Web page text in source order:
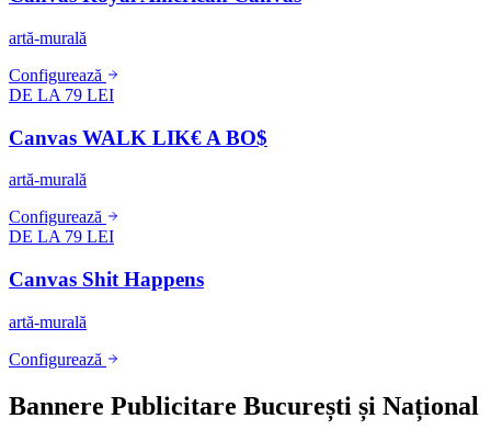
artă-murală
Configurează
DE LA 79 LEI
Canvas WALK LIK€ A BO$
artă-murală
Configurează
DE LA 79 LEI
Canvas Shit Happens
artă-murală
Configurează
Bannere Publicitare București și Național